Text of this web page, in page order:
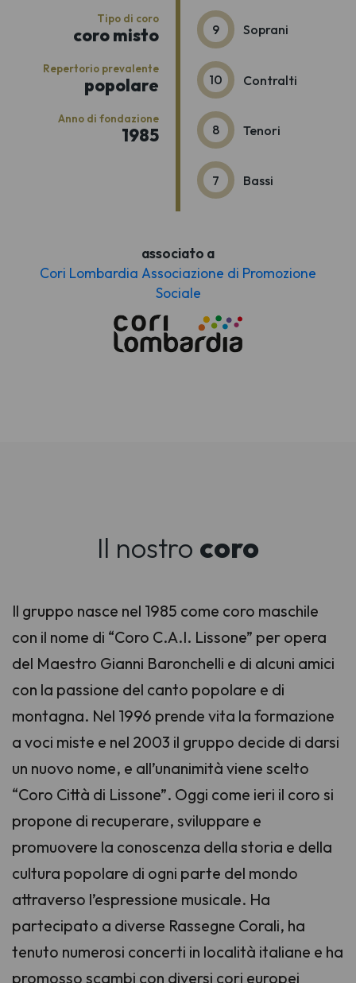
Tipo di coro
coro misto
Repertorio prevalente
popolare
Anno di fondazione
1985
9 Soprani
10 Contralti
8 Tenori
7 Bassi
associato a
Cori Lombardia Associazione di Promozione
Sociale
Il nostro coro
Il gruppo nasce nel 1985 come coro maschile
con il nome di “Coro C.A.I. Lissone” per opera
del Maestro Gianni Baronchelli e di alcuni amici
con la passione del canto popolare e di
montagna. Nel 1996 prende vita la formazione
a voci miste e nel 2003 il gruppo decide di darsi
un nuovo nome, e all’unanimità viene scelto
“Coro Città di Lissone”. Oggi come ieri il coro si
propone di recuperare, sviluppare e
promuovere la conoscenza della storia e della
cultura popolare di ogni parte del mondo
attraverso l’espressione musicale. Ha
partecipato a diverse Rassegne Corali, ha
tenuto numerosi concerti in località italiane e ha
promosso scambi con diversi cori europei